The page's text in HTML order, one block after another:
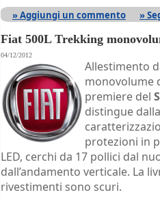
» Aggiungi un commento »
Fiat 500L Trekking
04/12/2012
Allestimento
monovolume
premiere del
distingue
protezioni in
LED, cerchi da 17 pollici dal
dall’andamento verticale. La
rivestimenti sono scuri.